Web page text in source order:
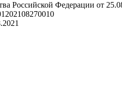
Российской Федерации от